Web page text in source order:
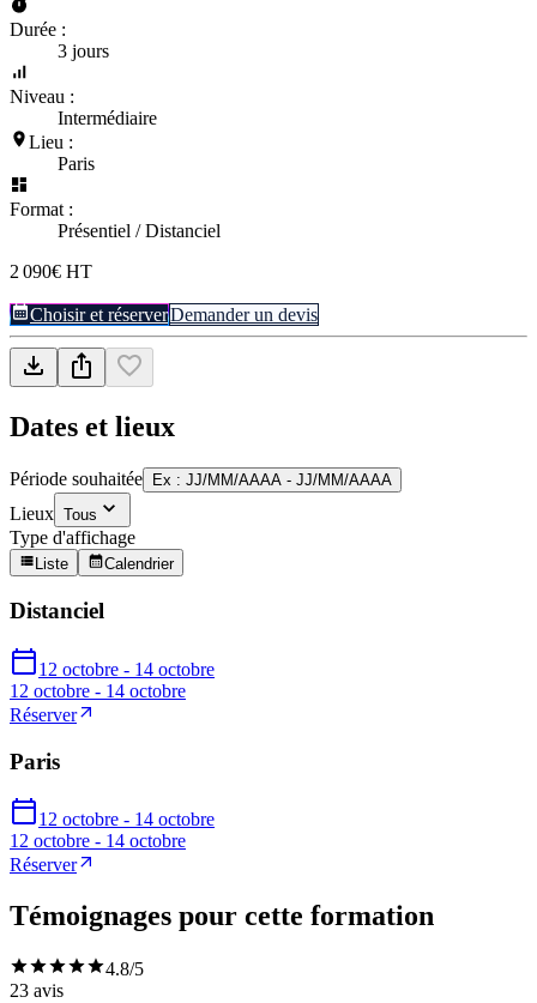
Durée :
3 jours
Niveau :
Intermédiaire
Lieu :
Paris
Format :
Présentiel / Distanciel
2 090€ HT
Choisir et réserverDemander un devis
Dates et lieux
Période souhaitée Ex : JJ/MM/AAAA - JJ/MM/AAAA
Lieux Tous
Type d'affichage
Liste Calendrier
Distanciel
12 octobre - 14 octobre
12 octobre - 14 octobre
Réserver
Paris
12 octobre - 14 octobre
12 octobre - 14 octobre
Réserver
Témoignages pour cette formation
4.8/5
23 avis